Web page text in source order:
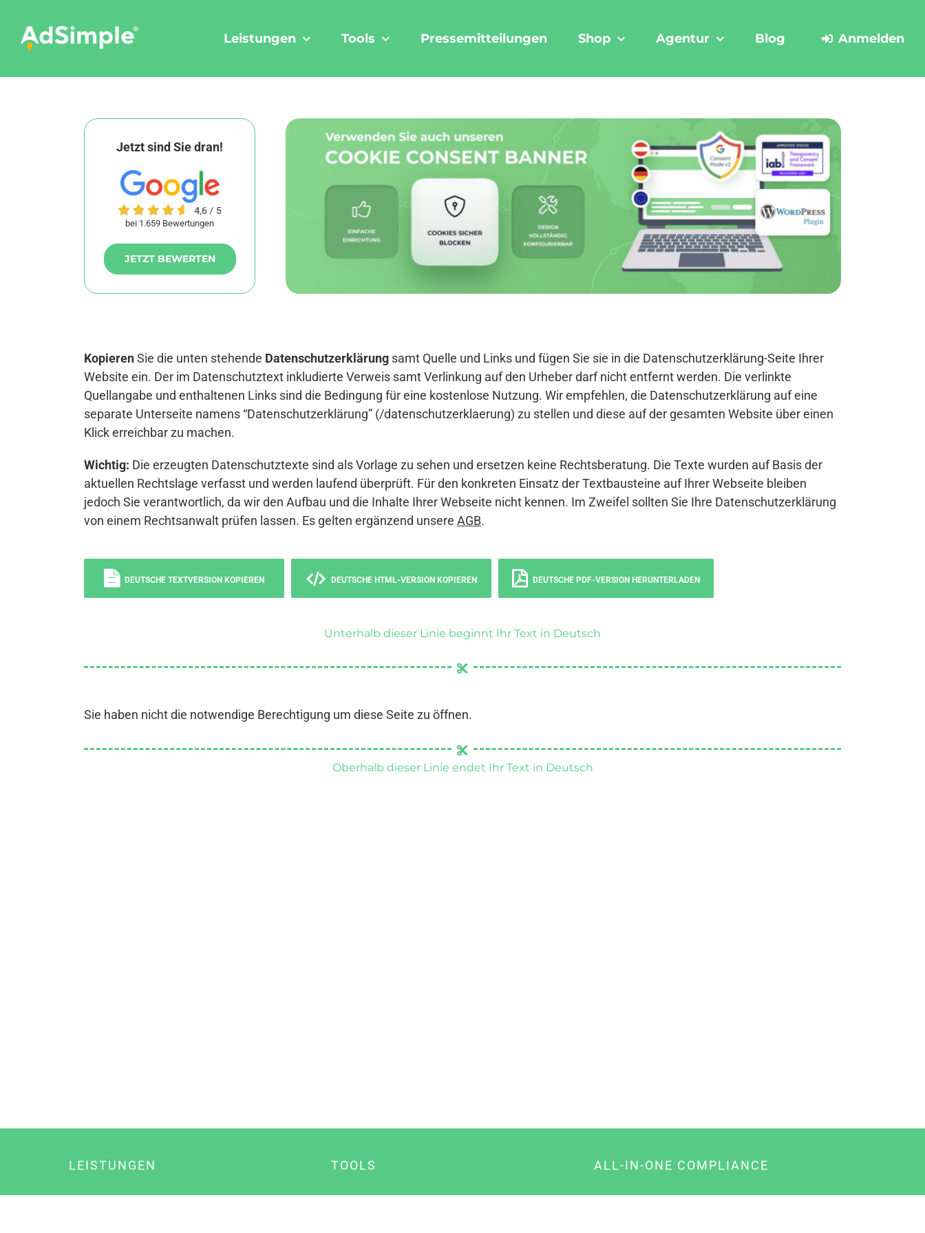
content
Leistungen Tools Pressemitteilungen Shop Agentur Blog Anmelden
Jetzt sind Sie dran!
bei 1.659 Bewertungen
JETZT BEWERTEN
KopierenSie die unten stehende Datenschutzerklärung samt Quelle und Links und fügen Sie sie in die Datenschutzerklärung-Seite Ihrer
Website ein. Der im Datenschutztext inkludierte Verweis samt Verlinkung auf den Urheber darf nicht entfernt werden. Die verlinkte
Quellangabe und enthaltenen Links sind die Bedingung für eine kostenlose Nutzung. Wir empfehlen, die Datenschutzerklärung auf eine
separate Unterseite namens “Datenschutzerklärung” (/datenschutzerklaerung) zu stellen und diese auf der gesamten Website über einen
Klick erreichbar zu machen.
Wichtig: Die erzeugten Datenschutztexte sind als Vorlage zu sehen und ersetzen keine Rechtsberatung. Die Texte wurden auf Basis der
aktuellen Rechtslage verfasst und werden laufend überprüft. Für den konkreten Einsatz der Textbausteine auf Ihrer Webseite bleiben
jedoch Sie verantwortlich, da wir den Aufbau und die Inhalte Ihrer Webseite nicht kennen. Im Zweifel sollten Sie Ihre Datenschutzerklärung
von einem Rechtsanwalt prüfen lassen. Es gelten ergänzend unsere AGB.
DEUTSCHE TEXTVERSION KOPIEREN DEUTSCHE HTML-VERSION KOPIEREN DEUTSCHE PDF-VERSION HERUNTERLADEN
Unterhalb dieser Linie beginnt Ihr Text in Deutsch
Sie haben nicht die notwendige Berechtigung um diese Seite zu öffnen.
Oberhalb dieser Linie endet Ihr Text in Deutsch
LEISTUNGEN TOOLS ALL-IN-ONE COMPLIANCE